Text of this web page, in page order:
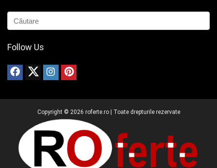
Follow Us
Copyright © 2026 roferte.ro | Toate drepturile rezervate